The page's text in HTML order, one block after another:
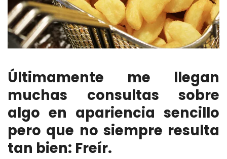
Últimamente me llegan
muchas consultas sobre
algo en apariencia sencillo
pero que no siempre resulta
tan bien: Freír.